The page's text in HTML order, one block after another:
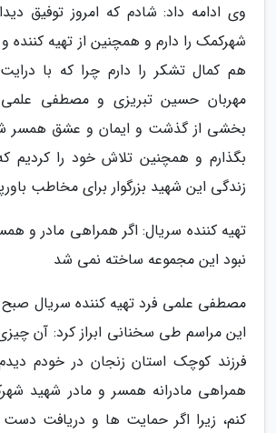
وی ادامه داد: شادم که امروز توفیق
شهرکمک را دارم و همچنین از تهیه کننده
هم کمال تشکر را دارم چرا که با
مهربان حسین تبریزی و مصطفی
بخشی از گذشت و ایمان و عشق همسر
بگذارم و همچنین تلاش خود را کردیم
زندگی این شهید بزرگوار برای مخاطب
تهیه کننده سریال: اگر همراهی مادر و
نبود این مجموعه ساخته نمی شد
مصطفی علمی فرد تهیه کننده سریال
این مراسم طی سخنانی ابراز کرد: آن
فرزند کوچک استان زنجان در خودم
همراهی مادرانه همسر و مادر شهید
کنم، زیرا اگر حمایت ها و دریافت